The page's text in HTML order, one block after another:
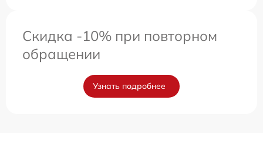
Скидка -10% при повторном
обращении
Узнать подробнее